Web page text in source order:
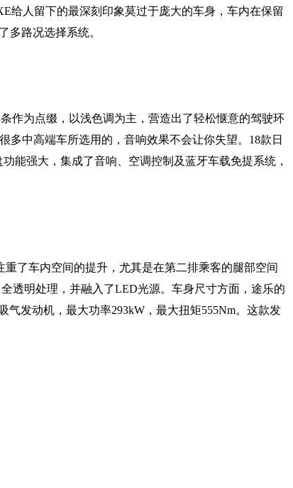
给人留下的最深刻印象莫过于庞大的车身，车内在保留
多路况选择系统。
作为点缀，以浅色调为主，营造出了轻松惬意的驾驶环
中高端车所选用的，音响效果不会让你失望。18款日
能强大，集成了音响、空调控制及蓝牙车载免提系统，
了车内空间的提升，尤其是在第二排乘客的腿部空间
透明处理，并融入了LED光源。车身尺寸方面，途乐的
发动机，最大功率293kW，最大扭矩555Nm。这款发